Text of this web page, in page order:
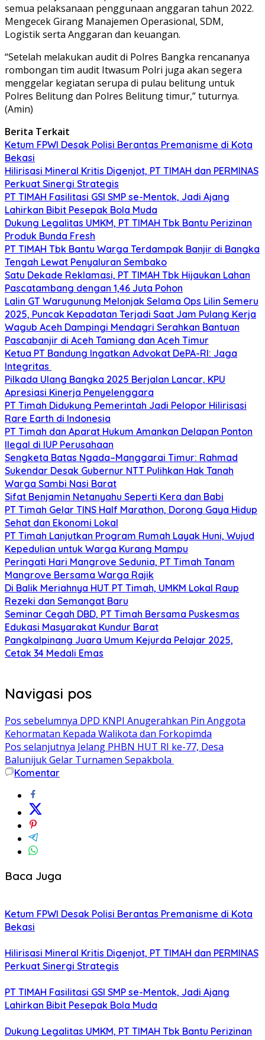
semua pelaksanaan penggunaan anggaran tahun 2022.
Mengecek Girang Manajemen Operasional, SDM,
Logistik serta Anggaran dan keuangan.
“Setelah melakukan audit di Polres Bangka rencananya
rombongan tim audit Itwasum Polri juga akan segera
menggelar kegiatan serupa di pulau belitung untuk
Polres Belitung dan Polres Belitung timur,” tuturnya.
(Amin)
Berita Terkait
Ketum FPWI Desak Polisi Berantas Premanisme di Kota
Bekasi
Hilirisasi Mineral Kritis Digenjot, PT TIMAH dan PERMINAS
Perkuat Sinergi Strategis
PT TIMAH Fasilitasi GSI SMP se-Mentok, Jadi Ajang
Lahirkan Bibit Pesepak Bola Muda
Dukung Legalitas UMKM, PT TIMAH Tbk Bantu Perizinan
Produk Bunda Fresh
PT TIMAH Tbk Bantu Warga Terdampak Banjir di Bangka
Tengah Lewat Penyaluran Sembako
Satu Dekade Reklamasi, PT TIMAH Tbk Hijaukan Lahan
Pascatambang dengan 1,46 Juta Pohon
Lalin GT Warugunung Melonjak Selama Ops Lilin Semeru
2025, Puncak Kepadatan Terjadi Saat Jam Pulang Kerja
Wagub Aceh Dampingi Mendagri Serahkan Bantuan
Pascabanjir di Aceh Tamiang dan Aceh Timur
Ketua PT Bandung Ingatkan Advokat DePA-RI: Jaga
Integritas
Pilkada Ulang Bangka 2025 Berjalan Lancar, KPU
Apresiasi Kinerja Penyelenggara
PT Timah Didukung Pemerintah Jadi Pelopor Hilirisasi
Rare Earth di Indonesia
PT Timah dan Aparat Hukum Amankan Delapan Ponton
Ilegal di IUP Perusahaan
Sengketa Batas Ngada–Manggarai Timur: Rahmad
Sukendar Desak Gubernur NTT Pulihkan Hak Tanah
Warga Sambi Nasi Barat
Sifat Benjamin Netanyahu Seperti Kera dan Babi
PT Timah Gelar TINS Half Marathon, Dorong Gaya Hidup
Sehat dan Ekonomi Lokal
PT Timah Lanjutkan Program Rumah Layak Huni, Wujud
Kepedulian untuk Warga Kurang Mampu
Peringati Hari Mangrove Sedunia, PT Timah Tanam
Mangrove Bersama Warga Rajik
Di Balik Meriahnya HUT PT Timah, UMKM Lokal Raup
Rezeki dan Semangat Baru
Seminar Cegah DBD, PT Timah Bersama Puskesmas
Edukasi Masyarakat Kundur Barat
Pangkalpinang Juara Umum Kejurda Pelajar 2025,
Cetak 34 Medali Emas
Navigasi pos
Pos sebelumnya DPD KNPI Anugerahkan Pin Anggota
Kehormatan Kepada Walikota dan Forkopimda
Pos selanjutnya Jelang PHBN HUT RI ke-77, Desa
Balunijuk Gelar Turnamen Sepakbola
Komentar
Baca Juga
Ketum FPWI Desak Polisi Berantas Premanisme di Kota
Bekasi
Hilirisasi Mineral Kritis Digenjot, PT TIMAH dan PERMINAS
Perkuat Sinergi Strategis
PT TIMAH Fasilitasi GSI SMP se-Mentok, Jadi Ajang
Lahirkan Bibit Pesepak Bola Muda
Dukung Legalitas UMKM, PT TIMAH Tbk Bantu Perizinan